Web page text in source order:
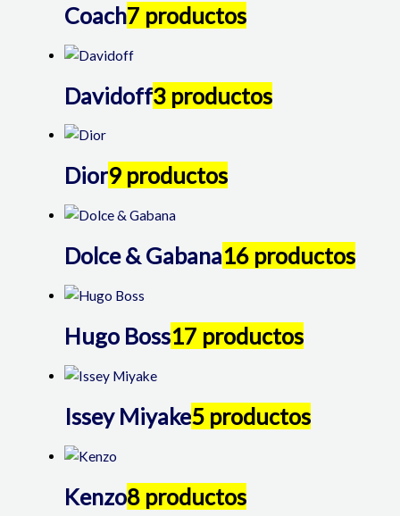
Coach7 productos
Davidoff3 productos
Dior9 productos
Dolce & Gabana16 productos
Hugo Boss17 productos
Issey Miyake5 productos
Kenzo8 productos